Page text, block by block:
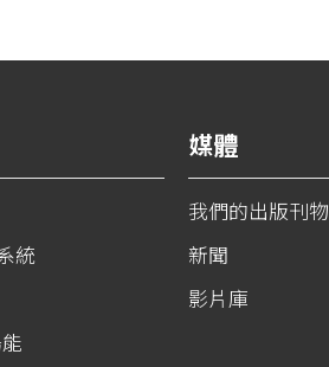
統
媒體
我們的出版刊物
新聞
影片庫